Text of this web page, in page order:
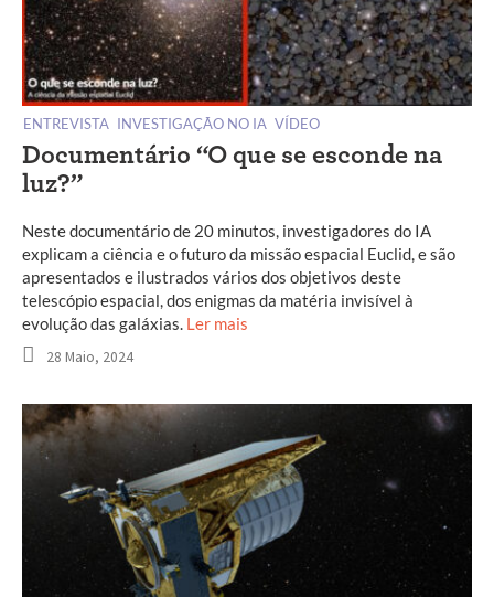
ENTREVISTA INVESTIGAÇÃO NO IA VÍDEO
Documentário “O que se esconde na
luz?”
Neste documentário de 20 minutos, investigadores do IA
explicam a ciência e o futuro da missão espacial Euclid, e são
apresentados e ilustrados vários dos objetivos deste
telescópio espacial, dos enigmas da matéria invisível à
evolução das galáxias. Ler mais
28 Maio, 2024